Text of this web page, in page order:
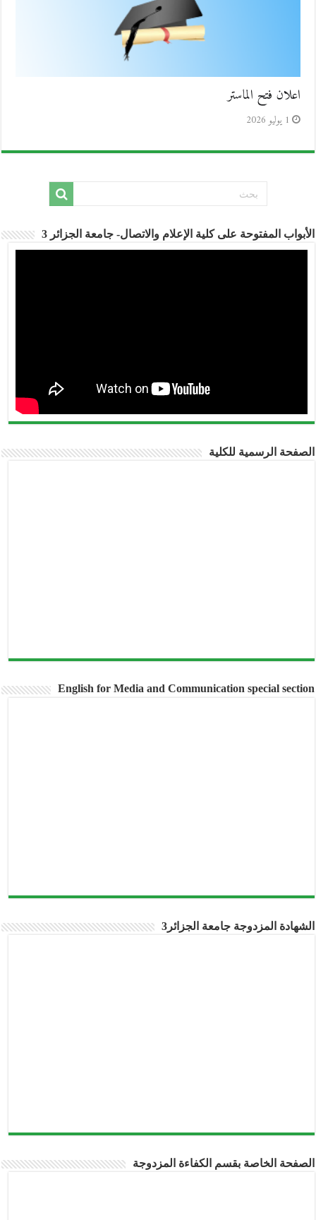
اعلان فتح الماستر
1 يوليو 2026
الأبواب المفتوحة على كلية الإعلام والاتصال- جامعة الجزائر 3
الصفحة الرسمية للكلية
English for Media and Communication special section
الشهادة المزدوجة جامعة الجزائر3
الصفحة الخاصة بقسم الكفاءة المزدوجة